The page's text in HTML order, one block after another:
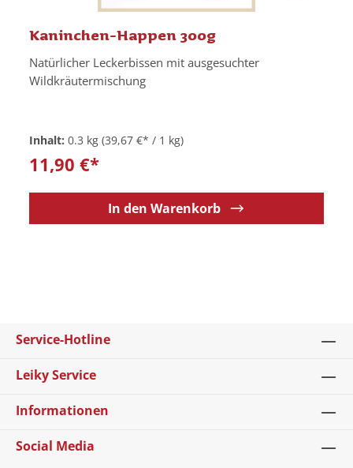
Kaninchen-Happen 300g
Natürlicher Leckerbissen mit ausgesuchter
Wildkräutermischung
Inhalt: 0.3 kg (39,67 €* / 1 kg)
11,90 €*
In den Warenkorb
Service-Hotline
Leiky Service
Informationen
Social Media